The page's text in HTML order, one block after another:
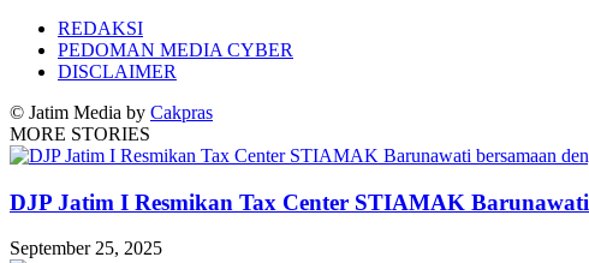
REDAKSI
PEDOMAN MEDIA CYBER
DISCLAIMER
© Jatim Media by Cakpras
MORE STORIES
DJP Jatim I Resmikan Tax Center STIAMAK Barunawati
September 25, 2025